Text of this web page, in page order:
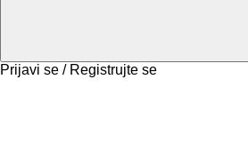
Prijavi se / Registrujte se